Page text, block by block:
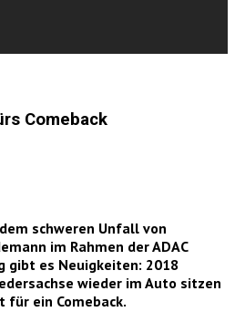
Comeback
schweren Unfall von
im Rahmen der ADAC
gibt es Neuigkeiten: 2018
wieder im Auto sitzen
ein Comeback.